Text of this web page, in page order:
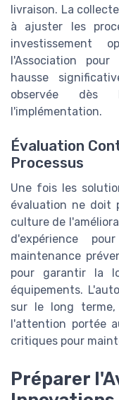
livraison. La
à ajuster les
investissement
l'Association
hausse
observée dès
l'implémentation.
Évaluation
Processus
Une fois les
évaluation ne doit
culture de
d'expérience
maintenance
pour garantir la
équipements.
sur le long
l'attention portée
critiques pour
Préparer